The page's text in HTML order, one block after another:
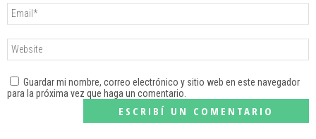
Guardar mi nombre, correo electrónico y sitio web en este navegador
para la próxima vez que haga un comentario.